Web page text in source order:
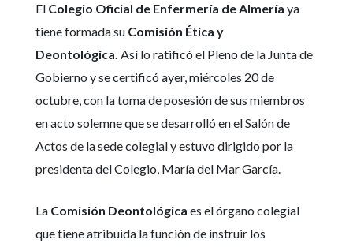
El Colegio Oficial de Enfermería de Almería ya
tiene formada su Comisión Ética y
Deontológica. Así lo ratificó el Pleno de la Junta de
Gobierno y se certificó ayer, miércoles 20 de
octubre, con la toma de posesión de sus miembros
en acto solemne que se desarrolló en el Salón de
Actos de la sede colegial y estuvo dirigido por la
presidenta del Colegio, María del Mar García.
La Comisión Deontológica es el órgano colegial
que tiene atribuida la función de instruir los